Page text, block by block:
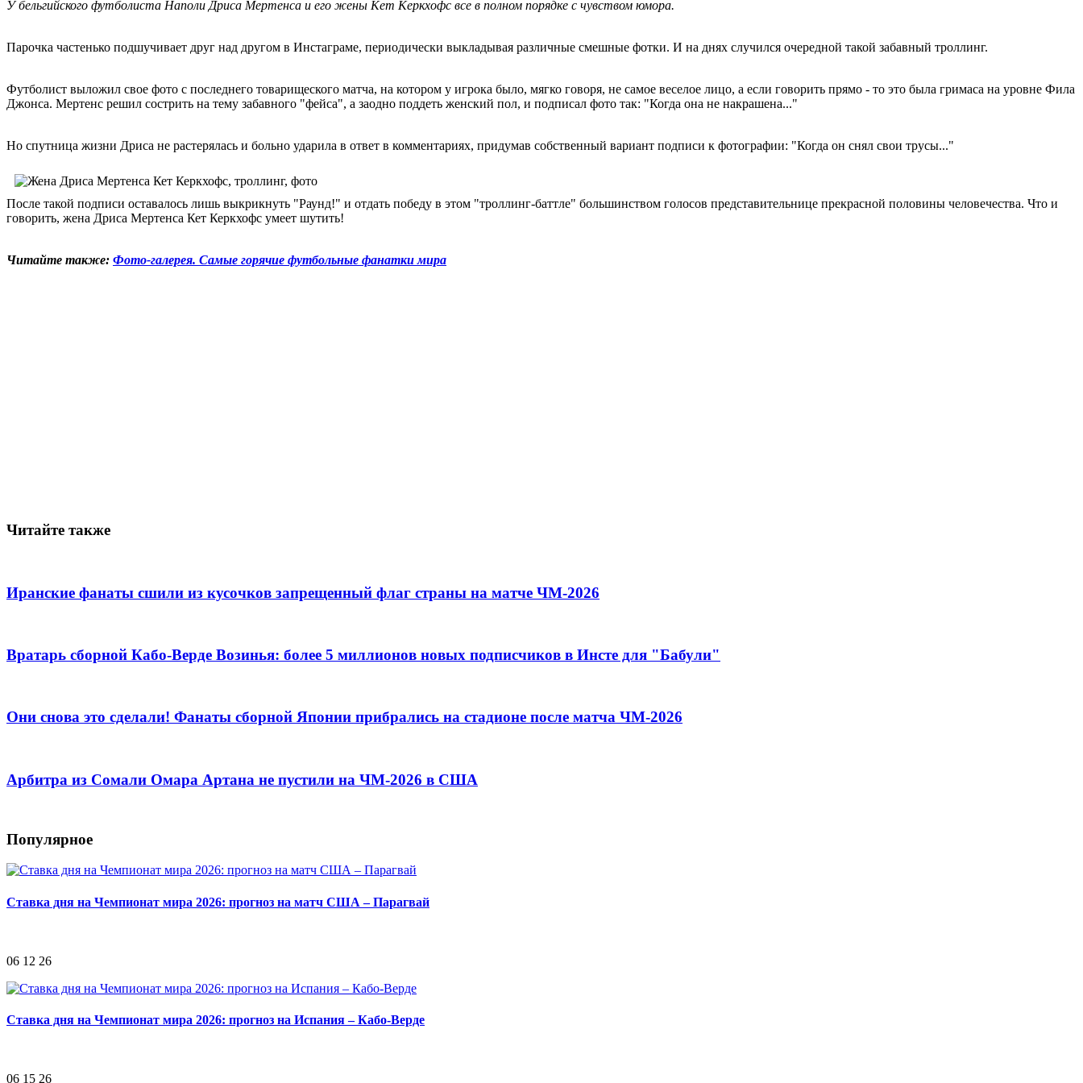
У бельгийского футболиста Наполи Дриса Мертенса и его жены Кет Керкхофс все в полном порядке с чувством юмора.
Парочка частенько подшучивает друг над другом в Инстаграме, периодически выкладывая различные смешные фотки. И на днях случился очередной такой забавный троллинг.
Футболист выложил свое фото с последнего товарищеского матча, на котором у игрока было, мягко говоря, не самое веселое лицо, а если говорить прямо - то это была гримаса на уровне Фила
Джонса. Мертенс решил сострить на тему забавного "фейса", а заодно поддеть женский пол, и подписал фото так: "Когда она не накрашена..."
Но спутница жизни Дриса не растерялась и больно ударила в ответ в комментариях, придумав собственный вариант подписи к фотографии: "Когда он снял свои трусы..."
После такой подписи оставалось лишь выкрикнуть "Раунд!" и отдать победу в этом "троллинг-баттле" большинством голосов представительнице прекрасной половины человечества. Что и
говорить, жена Дриса Мертенса Кет Керкхофс умеет шутить!
Читайте также: Фото-галерея. Самые горячие футбольные фанатки мира
Читайте также
Иранские фанаты сшили из кусочков запрещенный флаг страны на матче ЧМ-2026
Вратарь сборной Кабо-Верде Возинья: более 5 миллионов новых подписчиков в Инсте для "Бабули"
Они снова это сделали! Фанаты сборной Японии прибрались на стадионе после матча ЧМ-2026
Арбитра из Сомали Омара Артана не пустили на ЧМ-2026 в США
Популярное
Ставка дня на Чемпионат мира 2026: прогноз на матч США – Парагвай
06 12 26
Ставка дня на Чемпионат мира 2026: прогноз на Испания – Кабо-Верде
06 15 26